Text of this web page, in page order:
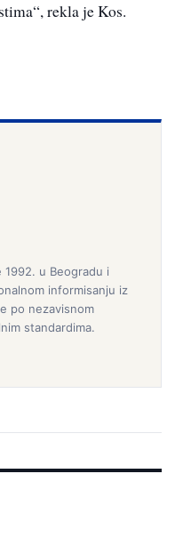
rekla je Kos.
1992. u Beogradu i
informisanju iz
po nezavisnom
standardima.